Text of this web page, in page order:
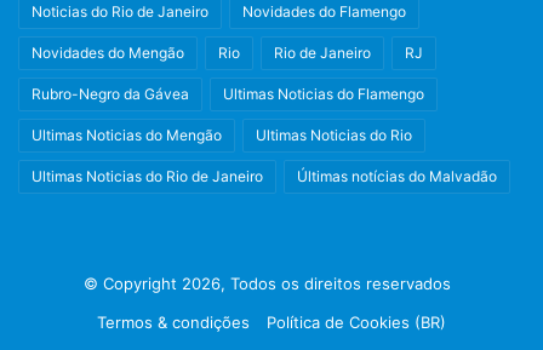
Noticias do Rio de Janeiro Novidades do Flamengo
Novidades do Mengão Rio Rio de Janeiro RJ
Rubro-Negro da Gávea Ultimas Noticias do Flamengo
Ultimas Noticias do Mengão Ultimas Noticias do Rio
Ultimas Noticias do Rio de Janeiro Últimas notícias do Malvadão
© Copyright 2026, Todos os direitos reservados
Termos & condições
Política de Cookies (BR)